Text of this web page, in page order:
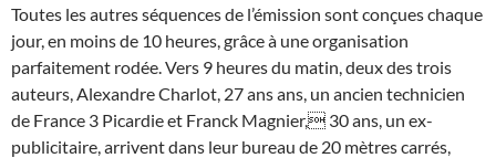
Toutes les autres séquences de l’émission sont conçues chaque
jour, en moins de 10 heures, grâce à une organisation
parfaitement rodée. Vers 9 heures du matin, deux des trois
auteurs, Alexandre Charlot, 27 ans ans, un ancien technicien
de France 3 Picardie et Franck Magnier, 30 ans, un ex-
publicitaire, arrivent dans leur bureau de 20 mètres carrés,